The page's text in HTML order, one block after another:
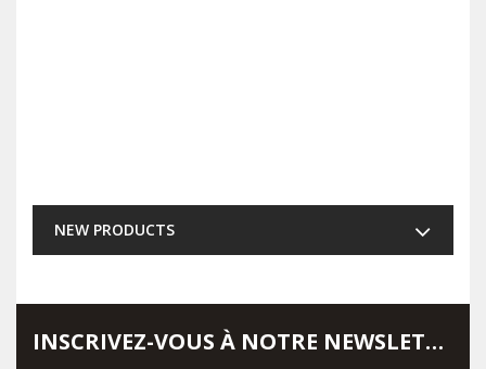
NEW PRODUCTS
INSCRIVEZ-VOUS À NOTRE NEWSLETTER